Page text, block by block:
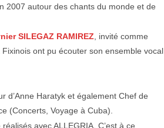
2007 autour des chants du monde et de
SILEGAZ RAMIREZ , invité comme
ont pu écouter son ensemble vocal
d’Anne Haratyk et également Chef de
(Concerts, Voyage à Cuba).
avec ALLEGRIA. C’est à ce